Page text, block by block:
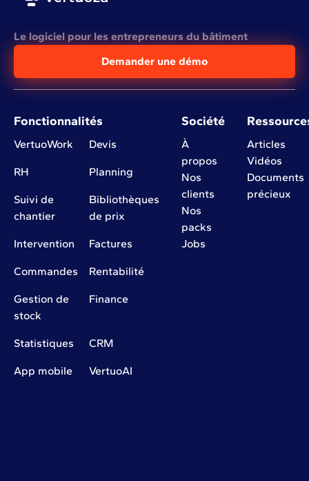
Le logiciel pour les entrepreneurs du bâtiment
Demander une démo
Fonctionnalités
VertuoWork Devis
RH Planning
Suivi de
chantier
Bibliothèques
de prix
Intervention Factures
Commandes Rentabilité
Gestion de
stock
Finance
Statistiques CRM
App mobile VertuoAI
Société
À
propos
Nos
clients
Nos
packs
Jobs
Articles
Vidéos
Documents
précieux